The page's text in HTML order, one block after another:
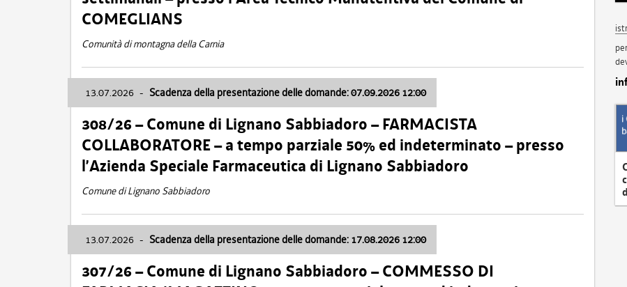
COMEGLIANS
Comunità di montagna della Carnia
13.07.2026 - Scadenza della presentazione delle domande: 07.09.2026 12:00
308/26 – Comune di Lignano Sabbiadoro – FARMACISTA
COLLABORATORE – a tempo parziale 50% ed indeterminato – presso
l’Azienda Speciale Farmaceutica di Lignano Sabbiadoro
Comune di Lignano Sabbiadoro
13.07.2026 - Scadenza della presentazione delle domande: 17.08.2026 12:00
307/26 – Comune di Lignano Sabbiadoro – COMMESSO DI